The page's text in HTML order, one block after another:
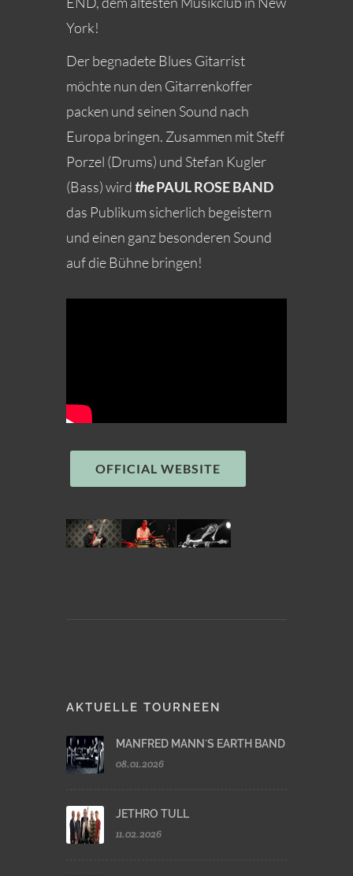
York!
Der begnadete Blues Gitarrist
möchte nun den Gitarrenkoffer
packen und seinen Sound nach
Europa bringen. Zusammen mit Steff
Porzel (Drums) und Stefan Kugler
(Bass) wird thePAUL ROSE BAND
das Publikum sicherlich begeistern
und einen ganz besonderen Sound
auf die Bühne bringen!
OFFICIAL WEBSITE
AKTUELLE TOURNEEN
MANFRED MANN´S EARTH BAND
08.01.2026
JETHRO TULL
11.02.2026